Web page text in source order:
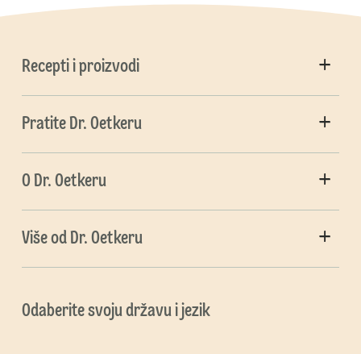
Recepti i proizvodi
Pratite Dr. Oetkeru
O Dr. Oetkeru
Više od Dr. Oetkeru
Odaberite svoju državu i jezik